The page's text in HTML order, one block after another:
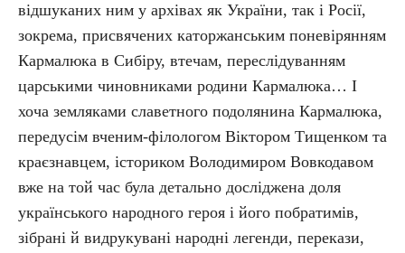
відшуканих ним у архівах як України, так і Росії,
зокрема, присвячених каторжанським поневірянням
Кармалюка в Сибіру, втечам, переслідуванням
царськими чиновниками родини Кармалюка… І
хоча земляками славетного подолянина Кармалюка,
передусім вченим-філологом Віктором Тищенком та
краєзнавцем, істориком Володимиром Вовкодавом
вже на той час була детально досліджена доля
українського народного героя і його побратимів,
зібрані й видрукувані народні легенди, перекази,